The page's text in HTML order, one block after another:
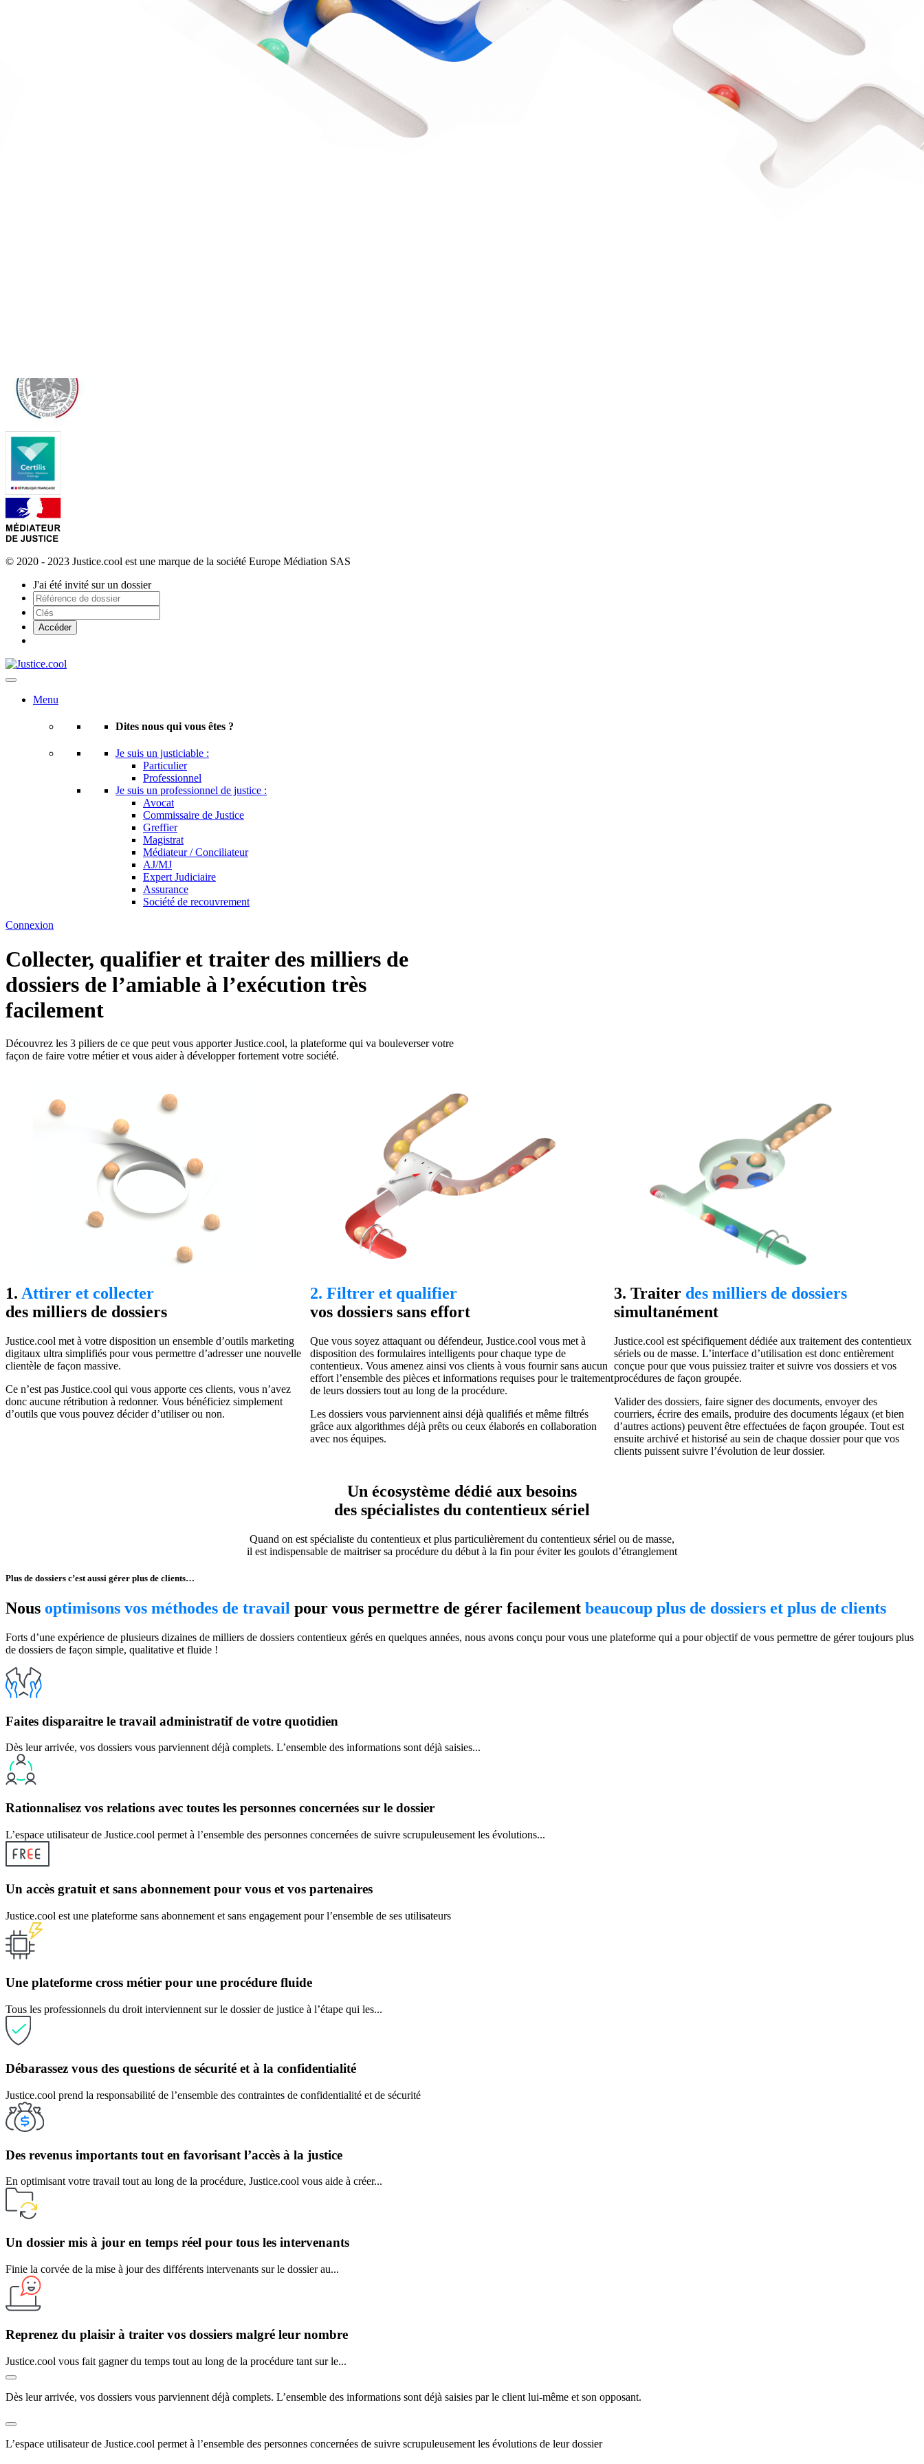
© 2020 - 2023 Justice.cool est une marque de la société Europe Médiation SAS
J'ai été invité sur un dossier
Menu
Dites nous qui vous êtes ?
Je suis un justiciable :
Particulier
Professionnel
Je suis un professionnel de justice :
Avocat
Commissaire de Justice
Greffier
Magistrat
Médiateur / Conciliateur
AJ/MJ
Expert Judiciaire
Assurance
Société de recouvrement
Connexion
Collecter, qualifier et traiter des milliers de
dossiers de l’amiable à l’exécution très
facilement
Découvrez les 3 piliers de ce que peut vous apporter Justice.cool, la plateforme qui va bouleverser votre
façon de faire votre métier et vous aider à développer fortement votre société.
1. Attirer et collecter
des milliers de dossiers
Justice.cool met à votre disposition un ensemble d’outils marketing
digitaux ultra simplifiés pour vous permettre d’adresser une nouvelle
clientèle de façon massive.
Ce n’est pas Justice.cool qui vous apporte ces clients, vous n’avez
donc aucune rétribution à redonner. Vous bénéficiez simplement
d’outils que vous pouvez décider d’utiliser ou non.
2. Filtrer et qualifier
vos dossiers sans effort
Que vous soyez attaquant ou défendeur, Justice.cool vous met à
disposition des formulaires intelligents pour chaque type de
contentieux. Vous amenez ainsi vos clients à vous fournir sans aucun
effort l’ensemble des pièces et informations requises pour le traitement
de leurs dossiers tout au long de la procédure.
Les dossiers vous parviennent ainsi déjà qualifiés et même filtrés
grâce aux algorithmes déjà prêts ou ceux élaborés en collaboration
avec nos équipes.
3. Traiter des milliers de dossiers
simultanément
Justice.cool est spécifiquement dédiée aux traitement des contentieux
sériels ou de masse. L’interface d’utilisation est donc entièrement
conçue pour que vous puissiez traiter et suivre vos dossiers et vos
procédures de façon groupée.
Valider des dossiers, faire signer des documents, envoyer des
courriers, écrire des emails, produire des documents légaux (et bien
d’autres actions) peuvent être effectuées de façon groupée. Tout est
ensuite archivé et historisé au sein de chaque dossier pour que vos
clients puissent suivre l’évolution de leur dossier.
Un écosystème dédié aux besoins
des spécialistes du contentieux sériel
Quand on est spécialiste du contentieux et plus particulièrement du contentieux sériel ou de masse,
il est indispensable de maitriser sa procédure du début à la fin pour éviter les goulots d’étranglement
Plus de dossiers c’est aussi gérer plus de clients…
Nous optimisons vos méthodes de travail pour vous permettre de gérer facilement beaucoup plus de dossiers et plus de clients
Forts d’une expérience de plusieurs dizaines de milliers de dossiers contentieux gérés en quelques années, nous avons conçu pour vous une plateforme qui a pour objectif de vous permettre de gérer toujours plus
de dossiers de façon simple, qualitative et fluide !
Faites disparaitre le travail administratif de votre quotidien
Dès leur arrivée, vos dossiers vous parviennent déjà complets. L’ensemble des informations sont déjà saisies...
Rationnalisez vos relations avec toutes les personnes concernées sur le dossier
L’espace utilisateur de Justice.cool permet à l’ensemble des personnes concernées de suivre scrupuleusement les évolutions...
Un accès gratuit et sans abonnement pour vous et vos partenaires
Justice.cool est une plateforme sans abonnement et sans engagement pour l’ensemble de ses utilisateurs
Une plateforme cross métier pour une procédure fluide
Tous les professionnels du droit interviennent sur le dossier de justice à l’étape qui les...
Débarassez vous des questions de sécurité et à la confidentialité
Justice.cool prend la responsabilité de l’ensemble des contraintes de confidentialité et de sécurité
Des revenus importants tout en favorisant l’accès à la justice
En optimisant votre travail tout au long de la procédure, Justice.cool vous aide à créer...
Un dossier mis à jour en temps réel pour tous les intervenants
Finie la corvée de la mise à jour des différents intervenants sur le dossier au...
Reprenez du plaisir à traiter vos dossiers malgré leur nombre
Justice.cool vous fait gagner du temps tout au long de la procédure tant sur le...
Dès leur arrivée, vos dossiers vous parviennent déjà complets. L’ensemble des informations sont déjà saisies par le client lui-même et son opposant.
L’espace utilisateur de Justice.cool permet à l’ensemble des personnes concernées de suivre scrupuleusement les évolutions de leur dossier